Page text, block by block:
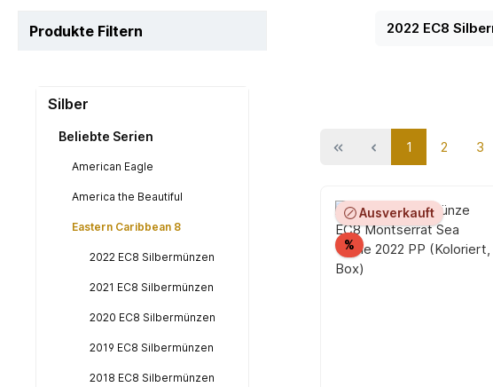
Produkte Filtern
Silber
Beliebte Serien
American Eagle
America the Beautiful
Eastern Caribbean 8
2022 EC8 Silbermünzen
2021 EC8 Silbermünzen
2020 EC8 Silbermünzen
2019 EC8 Silbermünzen
2018 EC8 Silbermünzen
2022 EC8
Seite
1 Seite
2 3
Ausverkauft
% Rabatt